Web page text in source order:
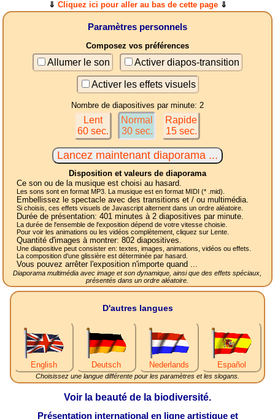
⇓ Cliquez ici pour aller au bas de cette page⇓
Paramètres personnels
Composez vos préférences
Allumer le son Activer diapos-transition
Activer les effets visuels
Nombre de diapositives par minute: 2
Lent
60 sec.
Normal
30 sec.
Rapide
15 sec.
Disposition et valeurs de diaporama
Ce son ou de la musique est choisi au hasard.
Les sons sont en format MP3. La musique est en format MIDI (* .mid).
Embellissez le spectacle avec des transitions et / ou multimédia.
Si choisis, ces effets visuels de Javascript alternent dans un ordre aléatoire.
Durée de présentation: 401 minutes à 2 diapositives par minute.
La durée de l'ensemble de l'exposition dépend de votre vitesse choisie.
Pour voir les animations ou les vidéos complètement, cliquez sur Lente.
Quantité d'images à montrer: 802diapositives.
Une diapositive peut consister en: textes, images, animations, vidéos ou effets.
La composition d'une glissière est déterminée par hasard.
Vous pouvez arrêter l'exposition n'importe quand ...
Diaporama multimédia avec image et son dynamique, ainsi que des effets spéciaux,
présentés dans un ordre aléatoire.
D'autres langues
English Deutsch Nederlands Español
Choisissez une langue différente pour les paramètres et les slogans.
Voir la beauté de la biodiversité.
Présentation international en ligne artistique et